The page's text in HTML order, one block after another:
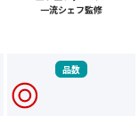
一流シェフ監修
品数